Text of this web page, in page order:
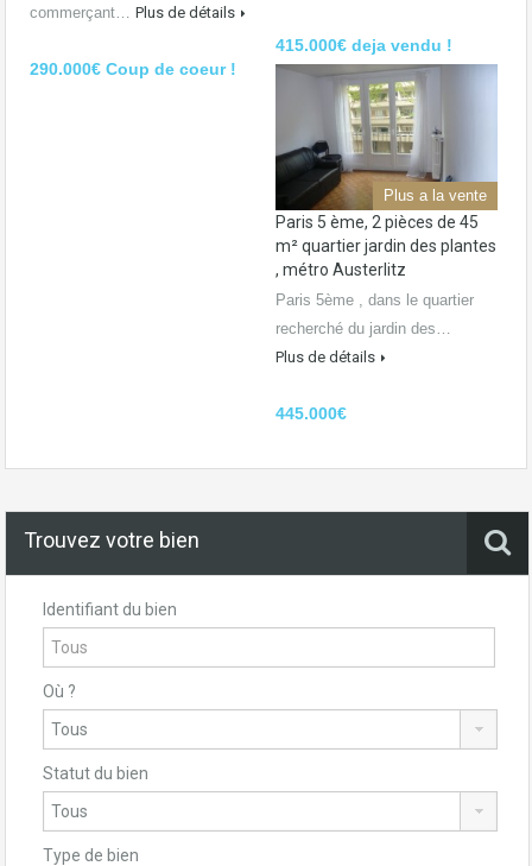
commerçant… Plus de détails
290.000€ Coup de coeur !
415.000€ deja vendu !
Plus a la vente
Paris 5 ème, 2 pièces de 45
m² quartier jardin des plantes
, métro Austerlitz
Paris 5ème , dans le quartier
recherché du jardin des…
Plus de détails
445.000€
Trouvez votre bien
Identifiant du bien
Où ?
Statut du bien
Type de bien